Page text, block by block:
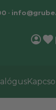
•
account_circlefavorite